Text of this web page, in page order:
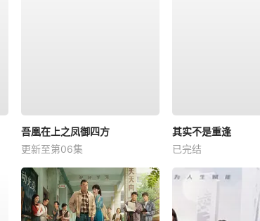
吾凰在上之凤御四方
更新至第06集
其实不是重逢
已完结